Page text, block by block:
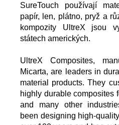
SureTouch používají
papír, len, plátno, pryž a
kompozity UltreX jsou
státech amerických.
UltreX Composites,
Micarta, are leaders in
material products. They
highly durable composites
and many other
been designing high-